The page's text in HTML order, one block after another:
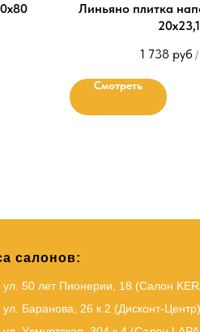
Линьяно плитка
20х23,1
1 738 руб /
Смотреть
салонов:
ул. 50 лет Пионерии, 18 (Салон
Баранова, 26 к.2 (Дисконт-Центр)